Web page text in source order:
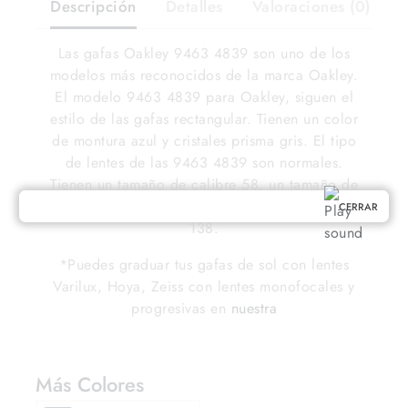
Descripción
Las gafas Oakley 9463 4839 son uno de los
modelos más reconocidos de la marca Oakley.
El modelo 9463 4839 para Oakley, siguen el
estilo de las gafas rectangular. Tienen un color
de montura azul y cristales prisma gris. El tipo
de lentes de las 9463 4839 son normales.
Tienen un tamaño de calibre 58, un tamaño de
puente 132 y unas varillas con un tamaño de
138.
*Puedes graduar tus gafas de sol con lentes
Varilux, Hoya, Zeiss con lentes monofocales y
progresivas en nuestra
Más Colores
CERRAR